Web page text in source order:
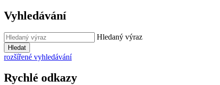
Vyhledávání
Hledaný výraz
Hledat
rozšířené vyhledávání
Rychlé odkazy